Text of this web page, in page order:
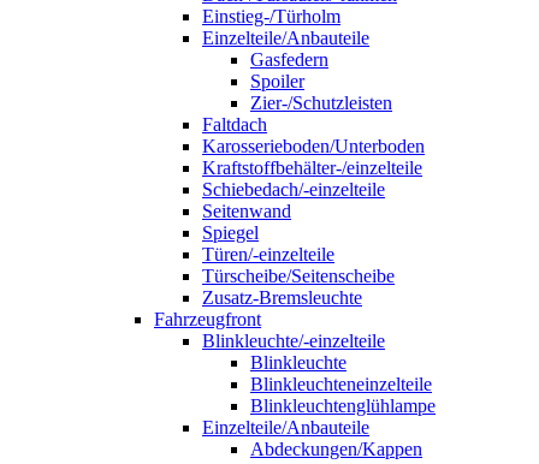
Einstieg-/Türholm
Einzelteile/Anbauteile
Gasfedern
Spoiler
Zier-/Schutzleisten
Faltdach
Karosserieboden/Unterboden
Kraftstoffbehälter-/einzelteile
Schiebedach/-einzelteile
Seitenwand
Spiegel
Türen/-einzelteile
Türscheibe/Seitenscheibe
Zusatz-Bremsleuchte
Fahrzeugfront
Blinkleuchte/-einzelteile
Blinkleuchte
Blinkleuchteneinzelteile
Blinkleuchtenglühlampe
Einzelteile/Anbauteile
Abdeckungen/Kappen